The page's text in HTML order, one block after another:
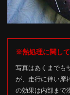
※熱処理に関し
写真はあくまでも
が、走行に伴い摩
の効果は内部まで